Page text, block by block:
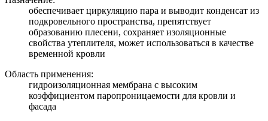
обеспечивает циркуляцию пара и выводит конденсат из
подкровельного пространства, препятствует
образованию плесени, сохраняет изоляционные
свойства утеплителя, может использоваться в качестве
временной кровли
Область применения:
гидроизоляционная мембрана с высоким
коэффициентом паропроницаемости для кровли и
фасада